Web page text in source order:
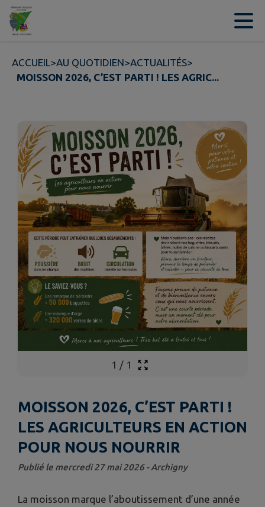
Contenu
ACCUEIL>AU QUOTIDIEN>ACTUALITÉS>
MOISSON 2026, C’EST PARTI ! LES AGRIC...
1 / 1
MOISSON 2026, C’EST PARTI !
LES AGRICULTEURS EN ACTION
POUR NOUS NOURRIR
Publié le mercredi 27 mai 2026 - Archigny
La moisson marque l’aboutissement d’une année